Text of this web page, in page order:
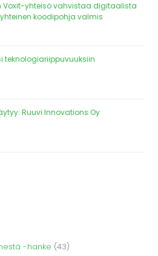
Voxit-yhteisö vahvistaa digitaalista
koodipohja valmis
teknologiariippuvuuksiin
Ruuvi Innovations Oy
-hanke (43)